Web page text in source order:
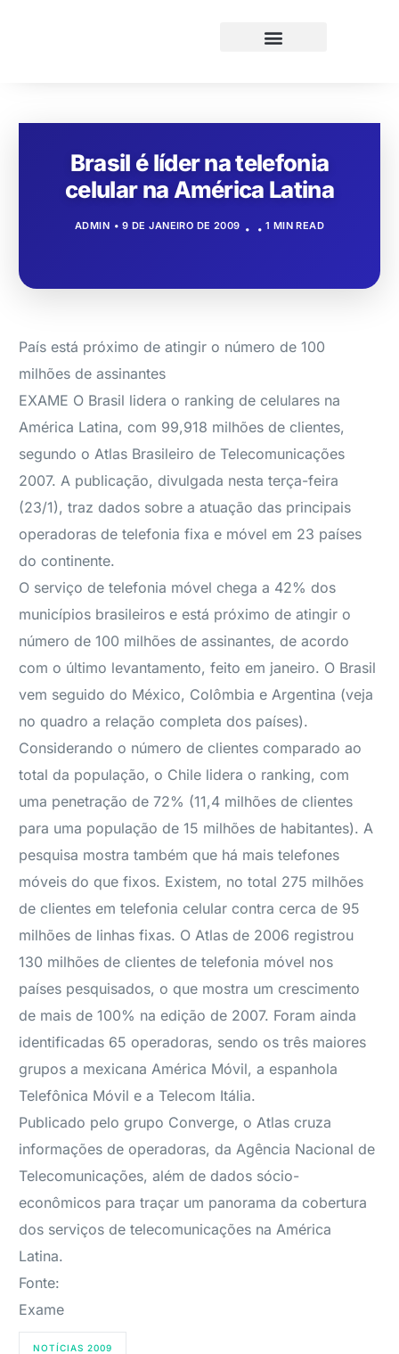
Brasil é líder na telefonia
celular na América Latina
ADMIN 9 DE JANEIRO DE 2009 1 MIN READ
País está próximo de atingir o número de 100
milhões de assinantes
EXAME O Brasil lidera o ranking de celulares na
América Latina, com 99,918 milhões de clientes,
segundo o Atlas Brasileiro de Telecomunicações
2007. A publicação, divulgada nesta terça-feira
(23/1), traz dados sobre a atuação das principais
operadoras de telefonia fixa e móvel em 23 países
do continente.
O serviço de telefonia móvel chega a 42% dos
municípios brasileiros e está próximo de atingir o
número de 100 milhões de assinantes, de acordo
com o último levantamento, feito em janeiro. O Brasil
vem seguido do México, Colômbia e Argentina (veja
no quadro a relação completa dos países).
Considerando o número de clientes comparado ao
total da população, o Chile lidera o ranking, com
uma penetração de 72% (11,4 milhões de clientes
para uma população de 15 milhões de habitantes). A
pesquisa mostra também que há mais telefones
móveis do que fixos. Existem, no total 275 milhões
de clientes em telefonia celular contra cerca de 95
milhões de linhas fixas. O Atlas de 2006 registrou
130 milhões de clientes de telefonia móvel nos
países pesquisados, o que mostra um crescimento
de mais de 100% na edição de 2007. Foram ainda
identificadas 65 operadoras, sendo os três maiores
grupos a mexicana América Móvil, a espanhola
Telefônica Móvil e a Telecom Itália.
Publicado pelo grupo Converge, o Atlas cruza
informações de operadoras, da Agência Nacional de
Telecomunicações, além de dados sócio-
econômicos para traçar um panorama da cobertura
dos serviços de telecomunicações na América
Latina.
Fonte:
Exame
NOTÍCIAS 2009